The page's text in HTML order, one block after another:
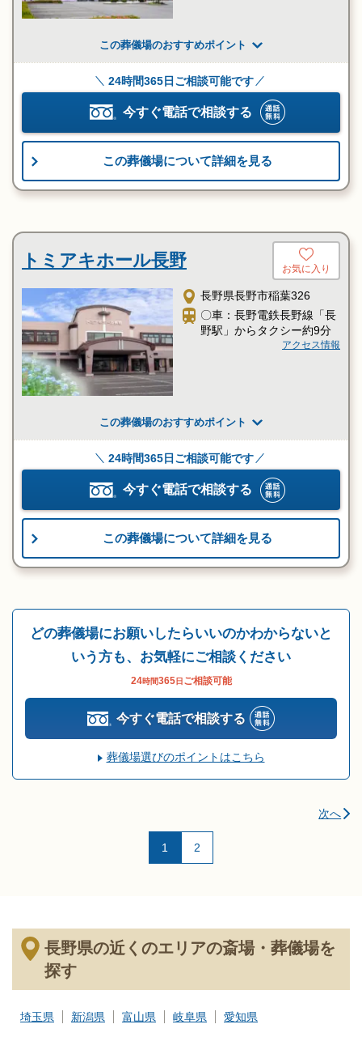
この葬儀場のおすすめポイント
24時間365日ご相談可能です
今すぐ電話で相談する
この葬儀場について詳細を見る
トミアキホール長野 お気に入り
長野県長野市稲葉326
〇車：長野電鉄長野線「長
野駅」からタクシー約9分
アクセス情報
この葬儀場のおすすめポイント
24時間365日ご相談可能です
今すぐ電話で相談する
この葬儀場について詳細を見る
どの葬儀場にお願いしたらいいのかわからないと
いう方も、お気軽にご相談ください
24時間365日 ご相談可能
今すぐ電話で相談する
葬儀場選びのポイントはこちら
次へ
1 2
長野県の近くのエリアの斎場・葬儀場を
探す
埼玉県 新潟県 富山県 岐阜県 愛知県